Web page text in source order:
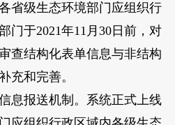
省级生态环境部门应组织行
门于2021年11月30日前，对
查结构化表单信息与非结构
充和完善。
报送机制。系统正式上线